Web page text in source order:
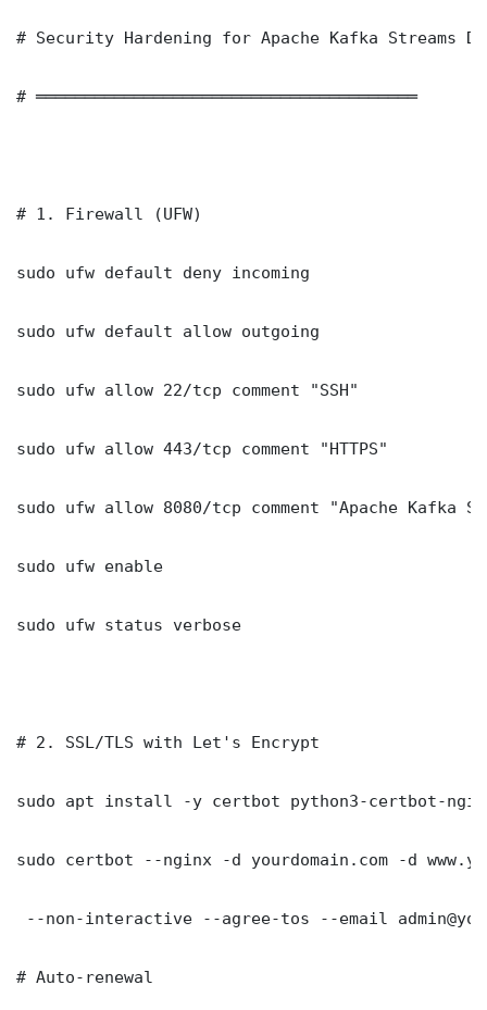
# Security Hardening for Apache Kafka Streams
# ═══════════════════════════════════════
# 1. Firewall (UFW)
sudo ufw default deny incoming
sudo ufw default allow outgoing
sudo ufw allow 22/tcp comment "SSH"
sudo ufw allow 443/tcp comment "HTTPS"
sudo ufw allow 8080/tcp comment "Apache Kafka
sudo ufw enable
sudo ufw status verbose
# 2. SSL/TLS with Let's Encrypt
sudo apt install -y certbot python3-certbot-
sudo certbot --nginx -d yourdomain.com -d
--non-interactive --agree-tos --email
# Auto-renewal